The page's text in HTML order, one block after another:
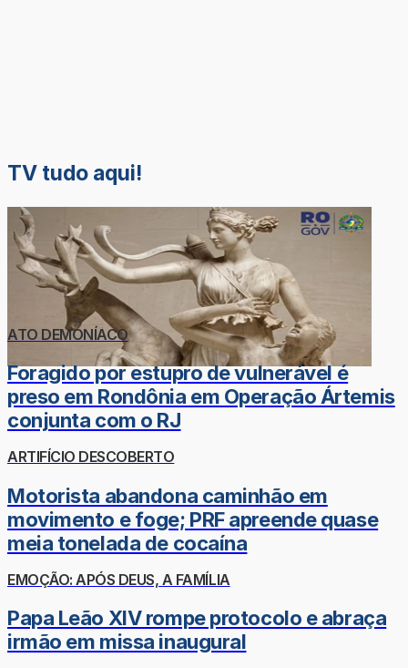
TV tudo aqui!
ATO DEMONÍACO
Foragido por estupro de vulnerável é
preso em Rondônia em Operação Ártemis
conjunta com o RJ
ARTIFÍCIO DESCOBERTO
Motorista abandona caminhão em
movimento e foge; PRF apreende quase
meia tonelada de cocaína
EMOÇÃO: APÓS DEUS, A FAMÍLIA
Papa Leão XIV rompe protocolo e abraça
irmão em missa inaugural